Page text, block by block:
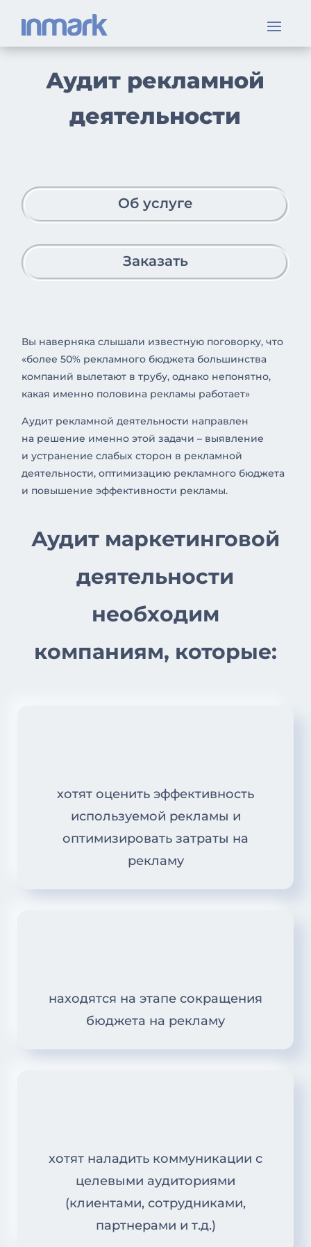
Аудит рекламной
деятельности
Об услуге
Заказать
Вы наверняка слышали известную поговорку, что
«более 50% рекламного бюджета большинства
компаний вылетают в трубу, однако непонятно,
какая именно половина рекламы работает»
Аудит рекламной деятельности направлен
на решение именно этой задачи – выявление
и устранение слабых сторон в рекламной
деятельности, оптимизацию рекламного бюджета
и повышение эффективности рекламы.
Аудит маркетинговой
деятельности
необходим
компаниям, которые:
хотят оценить эффективность
используемой рекламы и
оптимизировать затраты на
рекламу
находятся на этапе сокращения
бюджета на рекламу
хотят наладить коммуникации с
целевыми аудиториями
(клиентами, сотрудниками,
партнерами и т.д.)